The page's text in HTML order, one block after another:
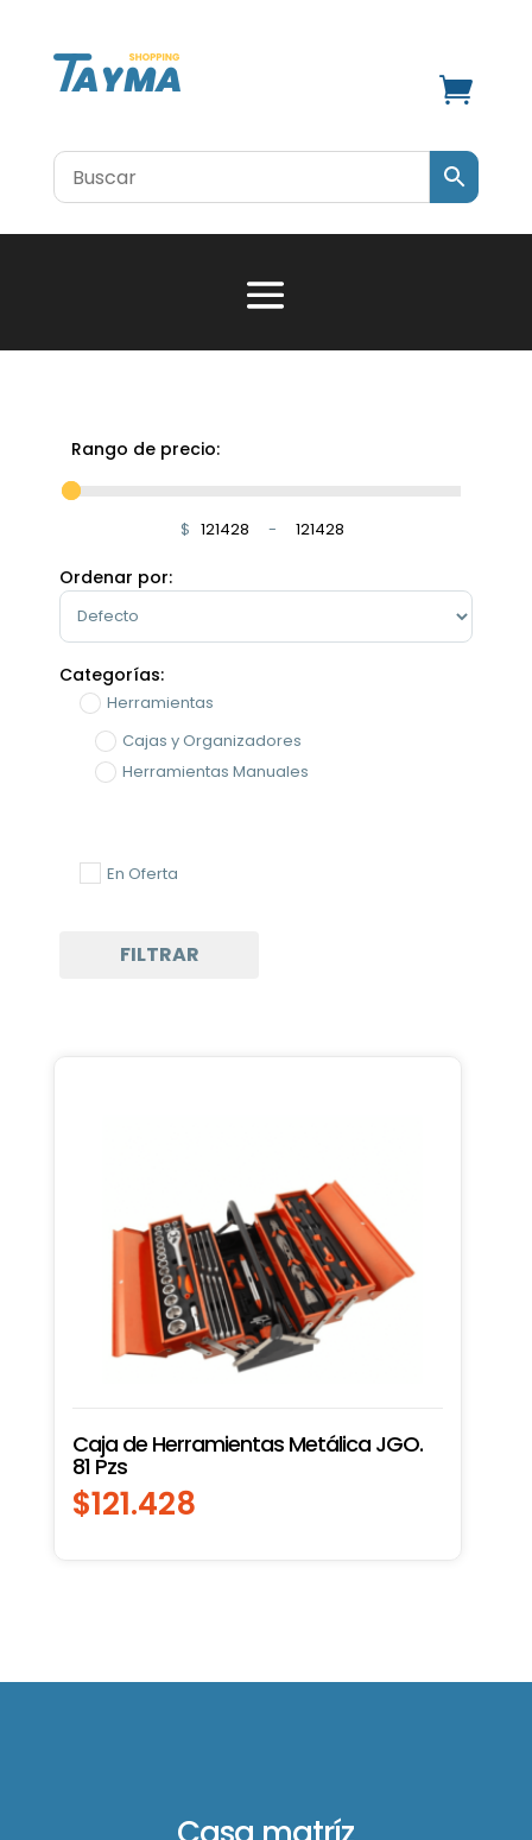

Rango de precio:
$ Minimum Price
-
Maximum Price
Ordenar por:
Sort Products
Categorías:
Herramientas
Cajas y Organizadores
Herramientas Manuales
En Oferta
FILTRAR
Caja de Herramientas Metálica JGO.
81 Pzs
$121.428